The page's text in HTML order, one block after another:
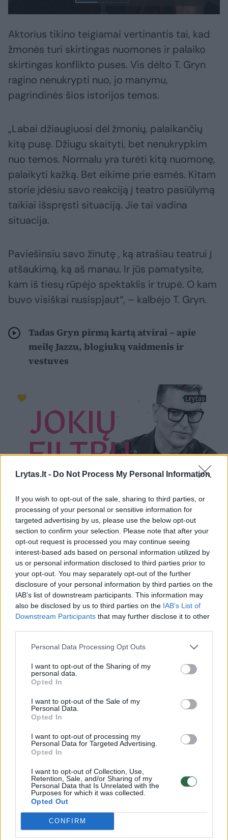
Lrytas.lt - Do Not Process My Personal Information
If you wish to opt-out of the sale, sharing to third parties, or
processing of your personal or sensitive information for
targeted advertising by us, please use the below opt-out
section to confirm your selection. Please note that after your
opt-out request is processed you may continue seeing
interest-based ads based on personal information utilized by
us or personal information disclosed to third parties prior to
your opt-out. You may separately opt-out of the further
disclosure of your personal information by third parties on the
IAB’s list of downstream participants. This information may
also be disclosed by us to third parties on the IAB’s List of
Downstream Participants that may further disclose it to other
Personal Data Processing Opt Outs
I want to opt-out of the Sharing of my
personal data.
Opted In
I want to opt-out of the Sale of my
Personal Data.
Opted In
I want to opt-out of processing my
Personal Data for Targeted Advertising.
Opted In
I want to opt-out of Collection, Use,
Retention, Sale, and/or Sharing of my
Personal Data that Is Unrelated with the
Purposes for which it was collected.
Opted Out
CONFIRM
Aktorius tikino teigiamai vertinantis tai, kad
žmonės turi skirtingas nuomones ir palaiko
skirtingas konflikto puses. Vis dėlto T. Gryn
ragino nenukrypti nuo, jo manymu,
pagrindinės šios istorijos temos.
„Labai džiaugiuosi dėl žmonių, palaikančių
kitą pusę. Džiugu skaityti, bet nenukrypkim
nuo temos. Normalu yra turėti kitą nuomonę,
palaikyti kažką. Bet eikime prie esmės. Kitam
storie įdėsiu savo reakciją į teatro pasiūlymą
taikiai išspręsti situaciją. Jie tai vadina
situacija.
Paviešinsiu savo žinutę , ką atrašiau teatrui į
atšaukimą, ką aš manau. Ir jūs pamatysite,
kam iš tiesų rūpėjo spektaklis ir trupė. O kam
buvo visiškai nusispjaut“, – kalbėjo T. Gryn.
Tadas Gryn pirmą kartą atvirai – apie
meilę Jazzu, blogiukų vaidmenis ir
vestuves
Netrukus aktorius paviešino ir žinutės ekrano
nuotrauką. Kaip teigė pats T. Gryn, ją jis
parašė dar prieš priimant galutinį sprendimą
atšaukti spektaklio „Makbetas“ pasirodymus.
Žinutėje aktorius kreipėsi į teatro meno
vadovą, režisierių bei aktorių Paulių Pinigį, ir
vertinimu, buvo sprendžiama susidariusi
situacija.
Susiję straipsniai